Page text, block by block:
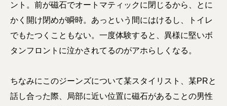
ント。前が磁石でオートマティックに閉じるから、とに
かく開け閉めが瞬時。あっという間にはけるし、トイレ
でもたつくこともない。一度体験すると、異様に堅いボ
タンフロントに泣かされてるのがアホらしくなる。
ちなみにこのジーンズについて某スタイリスト、某PRと
話し合った際、局部に近い位置に磁石があることの男性